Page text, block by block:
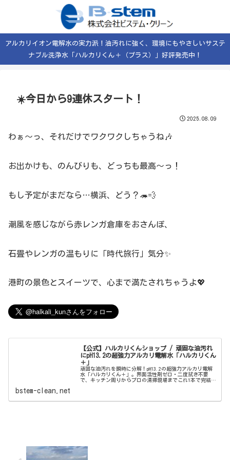
アルカリイオン電解水の実力派！油汚れに強く、環境にもやさしいサステ
ナブル洗浄水「ハルカリくん＋（プラス）」好評発売中！
☀️今日から9連休スタート！
2025.08.09
わぁ〜っ、それだけでワクワクしちゃうね🎶
お出かけも、のんびりも、どっちも最高〜っ！
もし予定がまだなら…横浜、どう？🦔💨
潮風を感じながら赤レンガ倉庫をおさんぽ、
石畳やレンガの温もりに「時代旅行」気分✨
港町の景色とスイーツで、心まで満たされちゃうよ💖
【公式】ハルカリくんショップ / 頑固な油汚れ
にpH13.2の超強力アルカリ電解水「ハルカリくん
＋」
頑固な油汚れを瞬時に分解！pH13.2の超強力アルカリ電解
水「ハルカリくん＋」。界面活性剤ゼロ・二度拭き不要
で、キッチン周りからプロの清掃現場までこれ1本で完結。
bstem-clean.net